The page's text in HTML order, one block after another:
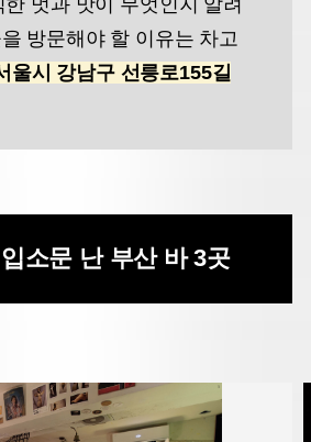
한 멋과 맛이 무엇인지 알려
을 방문해야 할 이유는 차고
울시 강남구 선릉로155길
소문 난 부산 바 3곳